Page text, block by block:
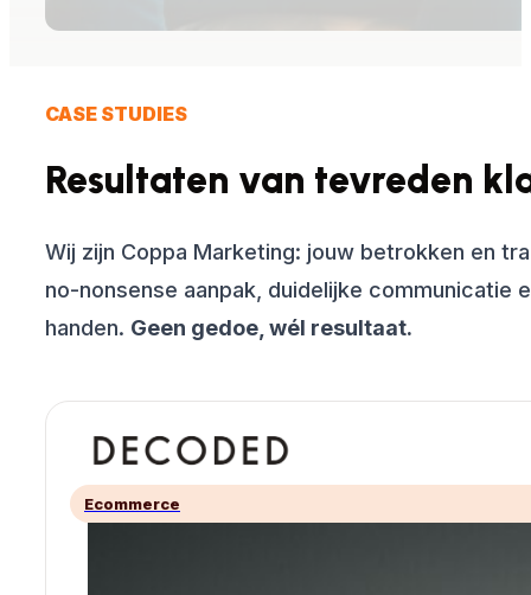
CASE STUDIES
Resultaten van tevreden
Wij zijn Coppa Marketing: jouw betrokken en
no-nonsense aanpak, duidelijke communicatie
handen. Geen gedoe, wél resultaat.
Ecommerce